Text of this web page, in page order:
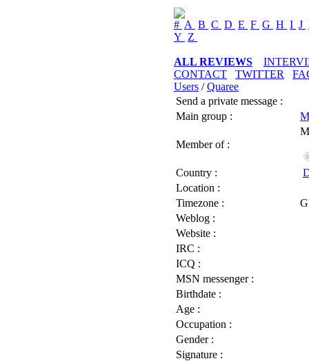
# A B C D E F G H I J
Y Z
ALL REVIEWS
CONTACT
TWITTER
Users /Quaree
Send a private message :
Main group :
Member of :
Country :
Location :
Timezone :
Weblog :
Website :
IRC :
ICQ :
MSN messenger :
Birthdate :
Age :
Occupation :
Gender :
Signature :